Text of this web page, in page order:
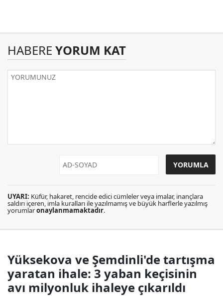
HABERE YORUM KAT
UYARI: Küfür, hakaret, rencide edici cümleler veya imalar, inançlara
saldırı içeren, imla kuralları ile yazılmamış ve büyük harflerle yazılmış
yorumlaronaylanmamaktadır.
Yüksekova ve Şemdinli'de tartışma
yaratan ihale: 3 yaban keçisinin
avı milyonluk ihaleye çıkarıldı